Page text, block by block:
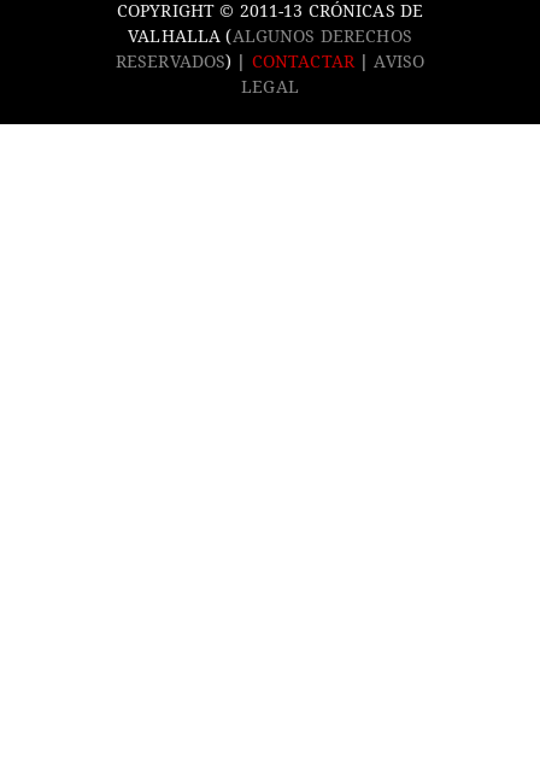
COPYRIGHT © 2011-13 CRÓNICAS DE
VALHALLA (ALGUNOS DERECHOS
RESERVADOS) | CONTACTAR
AVISO
LEGAL